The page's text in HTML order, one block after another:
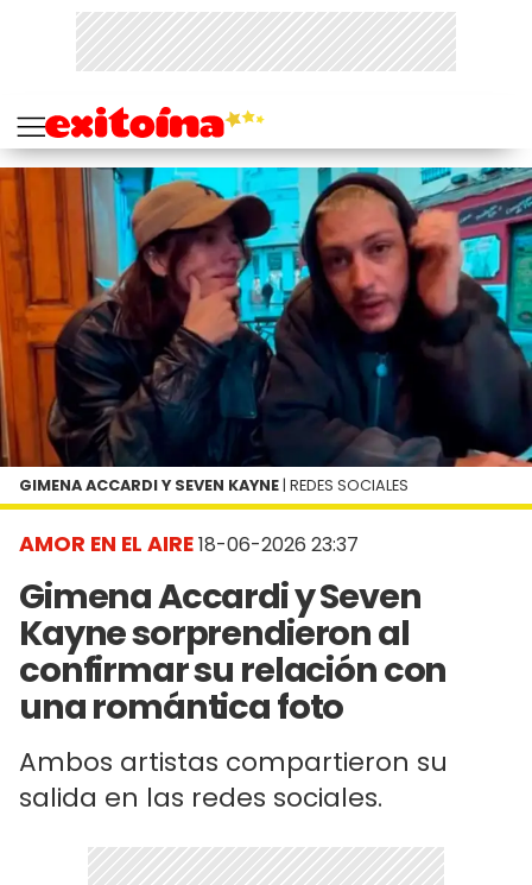
AMOR EN EL AIRE18-06-2026 23:37
Gimena Accardi y Seven
Kayne sorprendieron al
confirmar su relación con
una romántica foto
Ambos artistas compartieron su
salida en las redes sociales.
GIMENA ACCARDI Y SEVEN KAYNE | REDES SOCIALES